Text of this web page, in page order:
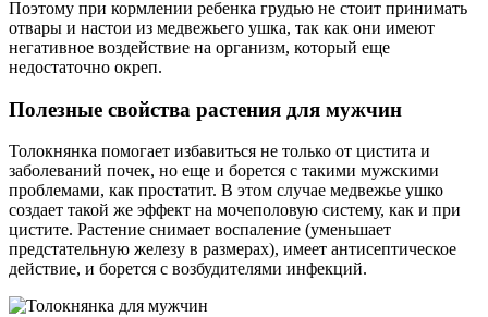
Поэтому при кормлении ребенка грудью не стоит принимать
отвары и настои из медвежьего ушка, так как они имеют
негативное воздействие на организм, который еще
недостаточно окреп.
Полезные свойства растения для мужчин
Толокнянка помогает избавиться не только от цистита и
заболеваний почек, но еще и борется с такими мужскими
проблемами, как простатит. В этом случае медвежье ушко
создает такой же эффект на мочеполовую систему, как и при
цистите. Растение снимает воспаление (уменьшает
предстательную железу в размерах), имеет антисептическое
действие, и борется с возбудителями инфекций.